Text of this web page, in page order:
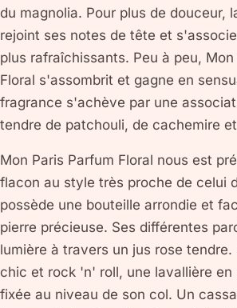
du magnolia. Pour plus de douceur,
rejoint ses notes de tête et
plus rafraîchissants. Peu à peu,
Floral s'assombrit et gagne en
fragrance s'achève par une
tendre de patchouli, de cachemire
Mon Paris Parfum Floral nous est
flacon au style très proche de celui
possède une bouteille arrondie et
pierre précieuse. Ses différentes
lumière à travers un jus rose tendre.
chic et rock 'n' roll, une lavallière en
fixée au niveau de son col. Un